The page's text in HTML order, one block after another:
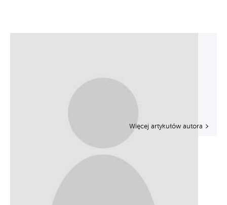
Więcej artykułów autora